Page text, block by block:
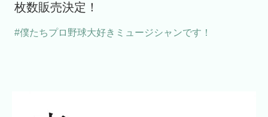
枚数販売決定！
#僕たちプロ野球大好きミュージシャンです！